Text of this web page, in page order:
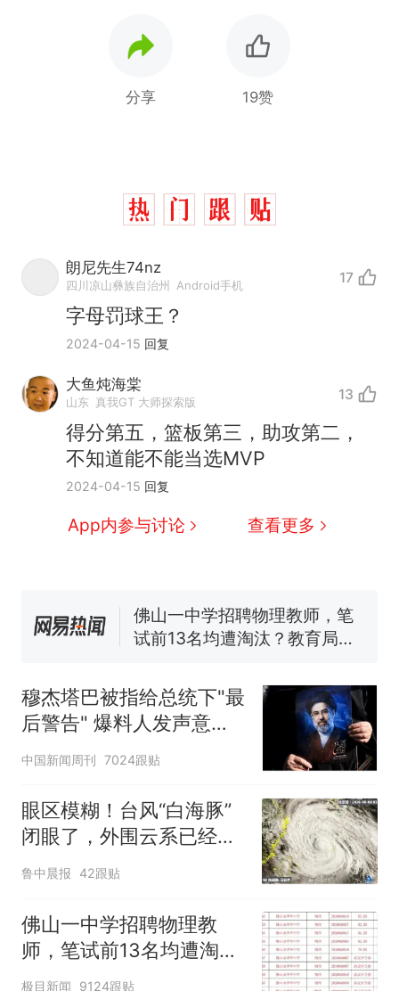
分享 19赞
朗尼先生74nz
四川凉山彝族自治州 Android手机 17
字母罚球王？
2024-04-15 回复
大鱼炖海棠
山东 真我GT 大师探索版 13
得分第五，篮板第三，助攻第二，
不知道能不能当选MVP
2024-04-15 回复
App内参与讨论 查看更多
热
那个在床头放菜刀的女孩，
因老师一句“跟我回家”改写了
人生
新 费大厨“全国小炒肉大王”称
佛山一中学招聘物理教师，笔
试前13名均遭淘汰？教育局：
核查
官方通报
享界G9车型预售价公布：
43.98万起
热 那个在床头放菜刀的女孩，
人生
穆杰塔巴被指给总统下"最
后警告" 爆料人发声意味
深长
中国新闻周刊 7024跟贴
眼区模糊！台风“白海豚”
闭眼了，外围云系已经触
及浙江，浙江、上海等地
鲁中晨报 42跟贴
佛山一中学招聘物理教
师，笔试前13名均遭淘
汰？教育局：已叫停招
极目新闻 9124跟贴